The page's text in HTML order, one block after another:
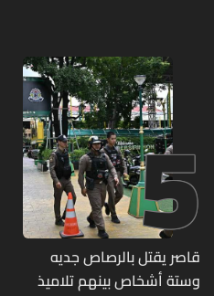
5
قاصر يقتل بالرصاص جديه
وستة أشخاص بينهم تلاميذ